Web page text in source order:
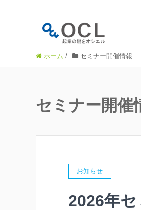
ホーム / セミナー開催情報
セミナー開催
お知らせ
2026年